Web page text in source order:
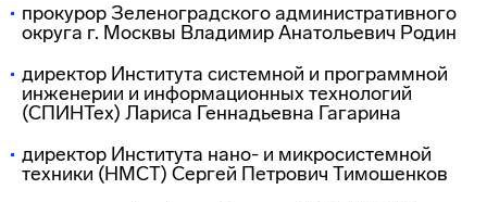
прокурор Зеленоградского административного
округа г. Москвы Владимир Анатольевич Родин
директор Института системной и программной
инженерии и информационных технологий
(СПИНТех) Лариса Геннадьевна Гагарина
директор Института нано- и микросистемной
техники (НМСТ) Сергей Петрович Тимошенков